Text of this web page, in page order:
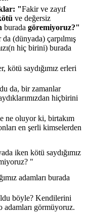
"Fakir ve zayıf
ve değersiz
burada göremiyoruz?"
(dünyada) çarpılmış
hiç birini) burada
kötü saydığımız erleri
da, bir zamanlar
hiçbirini
ne oluyor ki, birtakım
en şerli kimselerden
iken kötü saydığımız
"
adamları burada
böyle? Kendilerini
adamları görmüyoruz.